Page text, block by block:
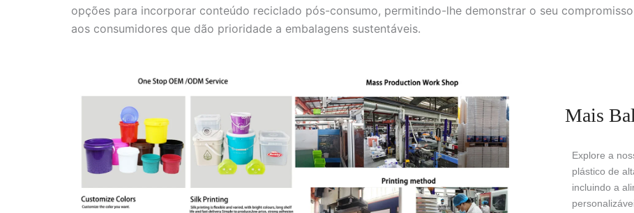
opções para incorporar conteúdo reciclado pós-consumo, permitindo-lhe demonstrar o seu
aos consumidores que dão prioridade a embalagens sustentáveis.
Mais
Explore a
plástico de
incluindo a